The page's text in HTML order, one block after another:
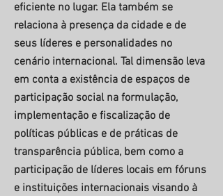
eficiente no lugar. Ela também se
relaciona à presença da cidade e de
seus líderes e personalidades no
cenário internacional. Tal dimensão leva
em conta a existência de espaços de
participação social na formulação,
implementação e fiscalização de
políticas públicas e de práticas de
transparência pública, bem como a
participação de líderes locais em fóruns
e instituições internacionais visando à